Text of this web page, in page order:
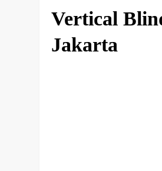
Vertical
Jakarta